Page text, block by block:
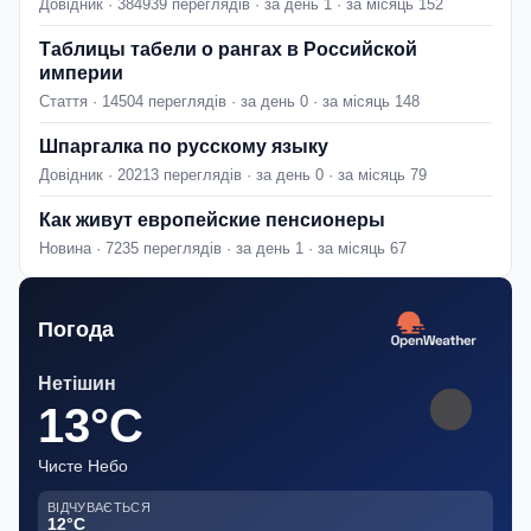
Довідник · 384939 переглядів · за день 1 · за місяць 152
Таблицы табели о рангах в Российской
империи
Стаття · 14504 переглядів · за день 0 · за місяць 148
Шпаргалка по русскому языку
Довідник · 20213 переглядів · за день 0 · за місяць 79
Как живут европейские пенсионеры
Новина · 7235 переглядів · за день 1 · за місяць 67
Погода
Нетішин
13°C
Чисте Небо
ВІДЧУВАЄТЬСЯ
12°C